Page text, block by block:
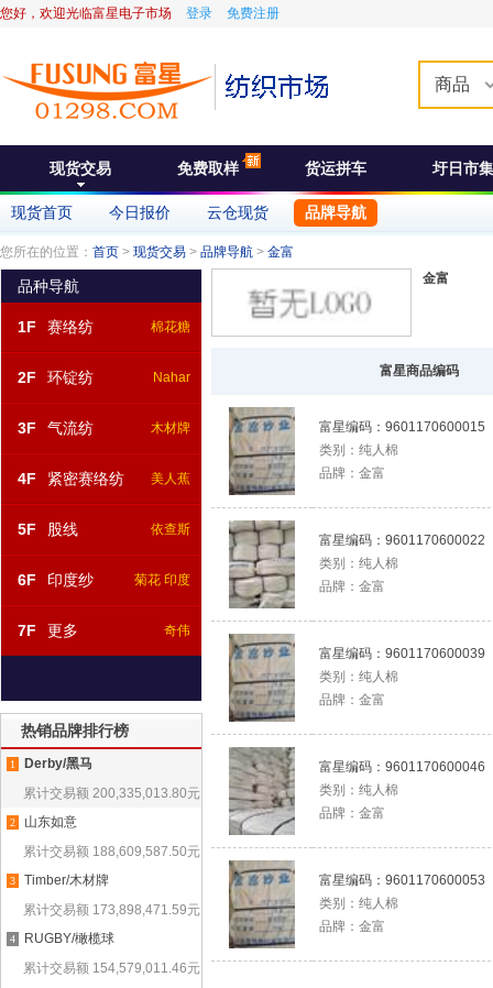
您好，欢迎光临富星电子市场 登录 免费注册
商品
现货交易 免费取样 货运拼车 圩日市集
现货首页 今日报价 云仓现货 品牌导航
您所在的位置： 首页 > 现货交易 > 品牌导航 > 金富
品种导航
1F 赛络纺 棉花糖
2F 环锭纺 Nahar
3F 气流纺 木材牌
4F 紧密赛络纺 美人蕉
5F 股线 依查斯
6F 印度纱 菊花 印度
7F 更多 奇伟
热销品牌排行榜
1
Derby/黑马
累计交易额 200,335,013.80元
2
山东如意
累计交易额 188,609,587.50元
3
Timber/木材牌
累计交易额 173,898,471.59元
4
RUGBY/橄榄球
累计交易额 154,579,011.46元
金富
富星商品编码
富星编码： 9601170600015
类别： 纯人棉
品牌： 金富
富星编码： 9601170600022
类别： 纯人棉
品牌： 金富
富星编码： 9601170600039
类别： 纯人棉
品牌： 金富
富星编码： 9601170600046
类别： 纯人棉
品牌： 金富
富星编码： 9601170600053
类别： 纯人棉
品牌： 金富